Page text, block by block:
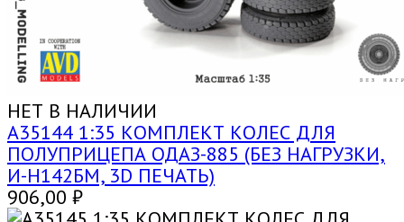
НЕТ В НАЛИЧИИ
A35144 1:35 КОМПЛЕКТ КОЛЕС ДЛЯ
ПОЛУПРИЦЕПА ОДАЗ-885 (БЕЗ НАГРУЗКИ,
И-Н142БМ, 3D ПЕЧАТЬ)
906,00 ₽